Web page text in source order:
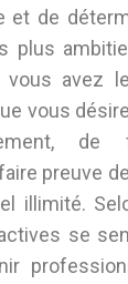
et de
plus
avez
vous
preuve
illimité.
se